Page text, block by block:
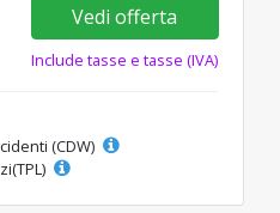
Vedi offerta
Include tasse e tasse (IVA)
(CDW)